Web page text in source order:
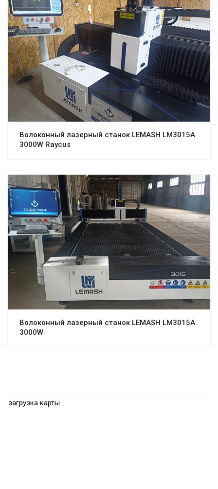
Волоконный лазерный станок LEMASH LM3015A
3000W Raycus
Волоконный лазерный станок LEMASH LM3015A
3000W
загрузка карты...